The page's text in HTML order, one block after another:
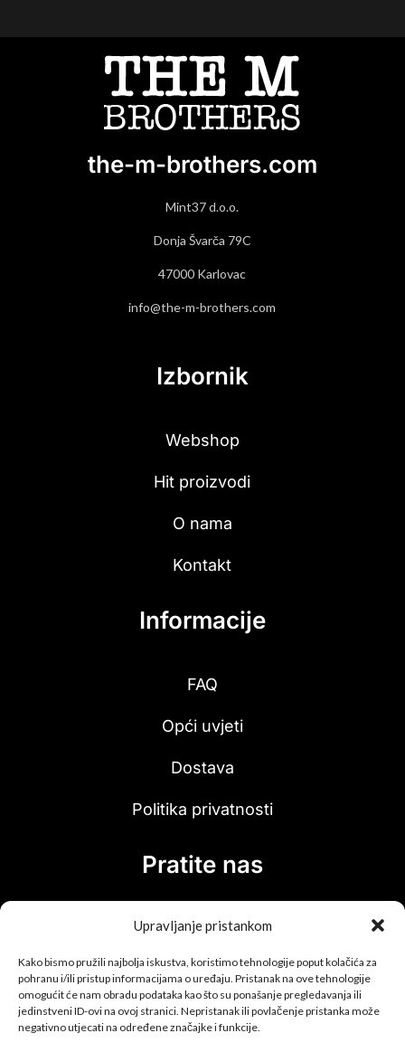
Upravljanje pristankom
Kako bismo pružili najbolja iskustva, koristimo tehnologije poput kolačića za
pohranu i/ili pristup informacijama o uređaju. Pristanak na ove tehnologije
omogućit će nam obradu podataka kao što su ponašanje pregledavanja ili
jedinstveni ID-ovi na ovoj stranici. Nepristanak ili povlačenje pristanka može
negativno utjecati na određene značajke i funkcije.
the-m-brothers.com
Mint37 d.o.o.
Donja Švarča 79C
47000 Karlovac
info@the-m-brothers.com
Izbornik
Webshop
Hit proizvodi
O nama
Kontakt
Informacije
FAQ
Opći uvjeti
Dostava
Politika privatnosti
Pratite nas
Upis u newsletter!